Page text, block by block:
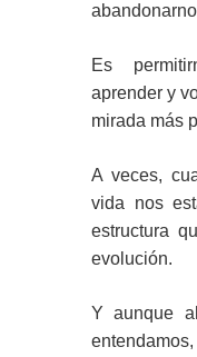
Es
aprender y
mirada más
A veces,
vida nos
estructura
evolución.
Y aunque